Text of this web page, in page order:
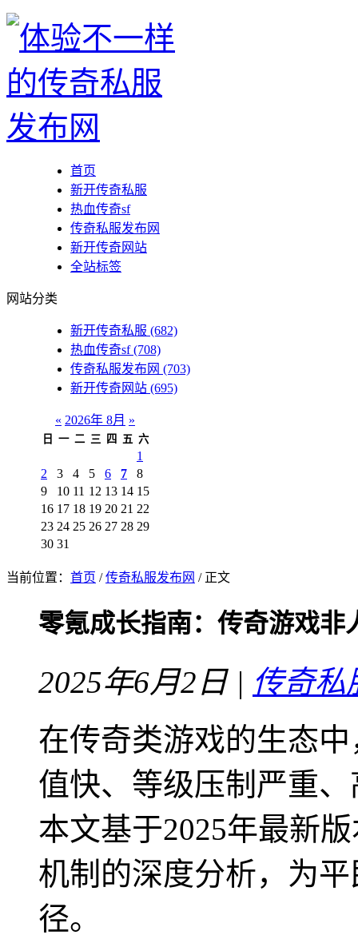
首页
新开传奇私服
热血传奇sf
传奇私服发布网
新开传奇网站
全站标签
网站分类
新开传奇私服 (682)
热血传奇sf(708)
传奇私服发布网 (703)
新开传奇网站 (695)
« 2026年 8月 »
日 一 二 三 四 五 六
1
2
3 4 5 6 7
8
9
10 11 12 13 14 15
16 17 18 19 20 21 22
23 24 25 26 27 28 29
30 31
当前位置： 首页 /传奇私服发布网 / 正文
零氪成长指南：传奇游戏非
2025年6月2日 | 传奇私
在传奇类游戏的生态
值快、等级压制严重
本文基于2025年最新
机制的深度分析，为
径。